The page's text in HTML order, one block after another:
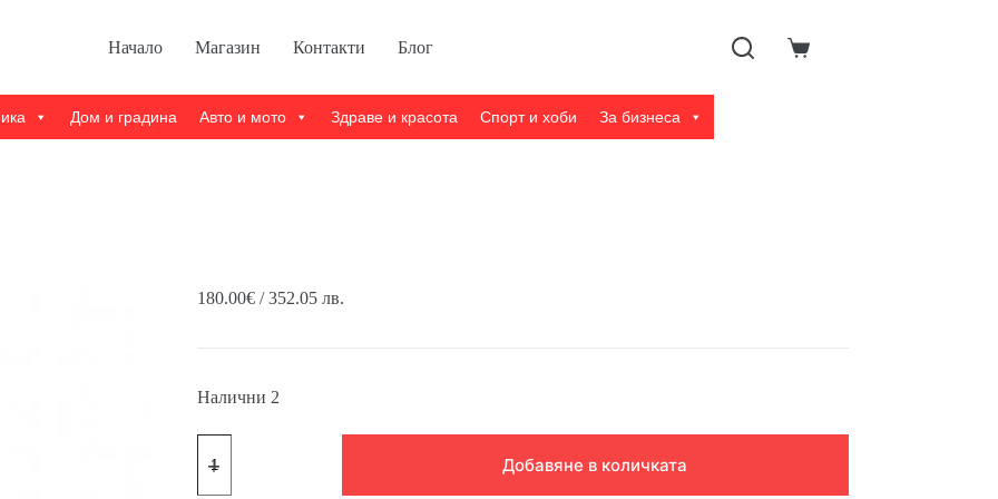
Начало Магазин Контакти Блог
Shopping
Дом и градина Авто и мото Здраве и красота Спорт и хоби За бизнеса
180.00€/ 352.05 лв.
Налични 2
Добавяне в количката